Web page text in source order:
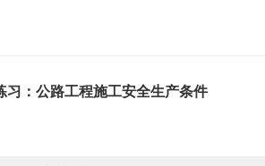
习：公路工程施工安全生产条件